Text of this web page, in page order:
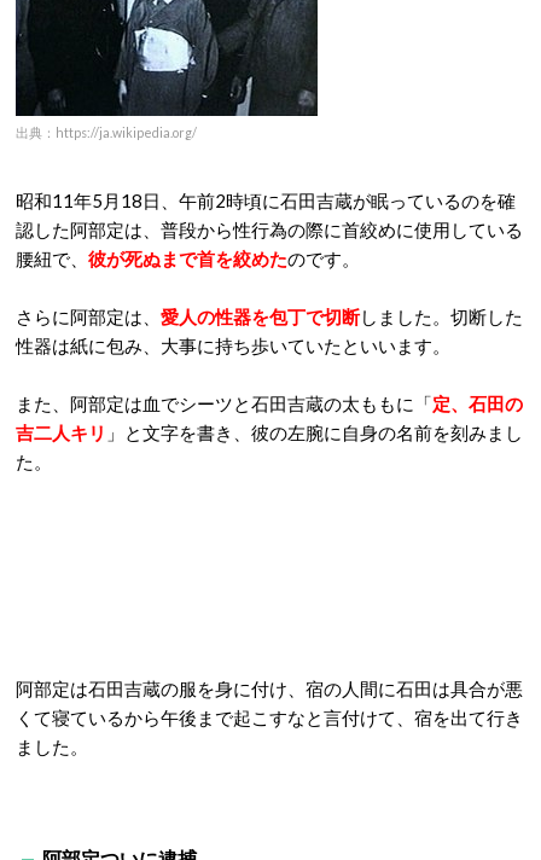
出典：https://ja.wikipedia.org/
昭和11年5月18日、午前2時頃に石田吉蔵が眠っているのを確
認した阿部定は、普段から性行為の際に首絞めに使用している
腰紐で、 彼が死ぬまで首を絞めたのです。
さらに阿部定は、 愛人の性器を包丁で切断しました。切断した
性器は紙に包み、大事に持ち歩いていたといいます。
また、阿部定は血でシーツと石田吉蔵の太ももに「定、石田の
吉二人キリ 」と文字を書き、彼の左腕に自身の名前を刻みまし
た。
阿部定は石田吉蔵の服を身に付け、宿の人間に石田は具合が悪
くて寝ているから午後まで起こすなと言付けて、宿を出て行き
ました。